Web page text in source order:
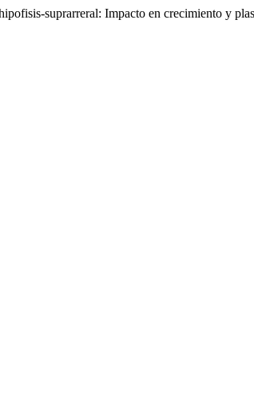
suprarreral: Impacto en crecimiento y